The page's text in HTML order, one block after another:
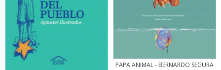
PAPA ANIMAL - BERNARDO SEGURA